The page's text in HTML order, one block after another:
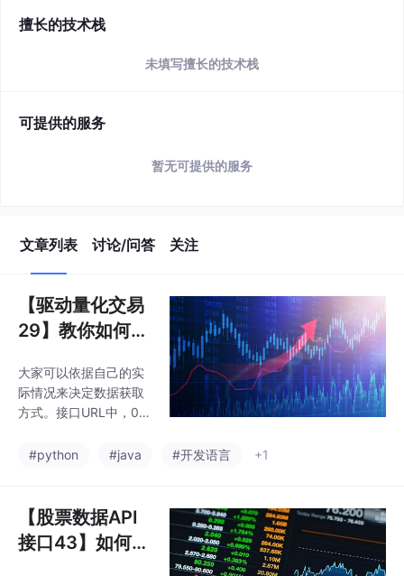
擅长的技术栈
未填写擅长的技术栈
可提供的服务
暂无可提供的服务
文章列表 讨论/问答 关注
【驱动量化交易
29】教你如何通
接口获取港股实
时交易数据之Py
多种主流语言实
股票数据接口获
取数据
大家可以依据自己的实
际情况来决定数据获取
方式。接口URL中，00
NCE-66D8-9F96-0C7
测试证书只能测试0000
1的数据，随后大家自己
可以去领取一个免费的
#python #java #开发语言 +1
【股票数据API
接口43】如何获